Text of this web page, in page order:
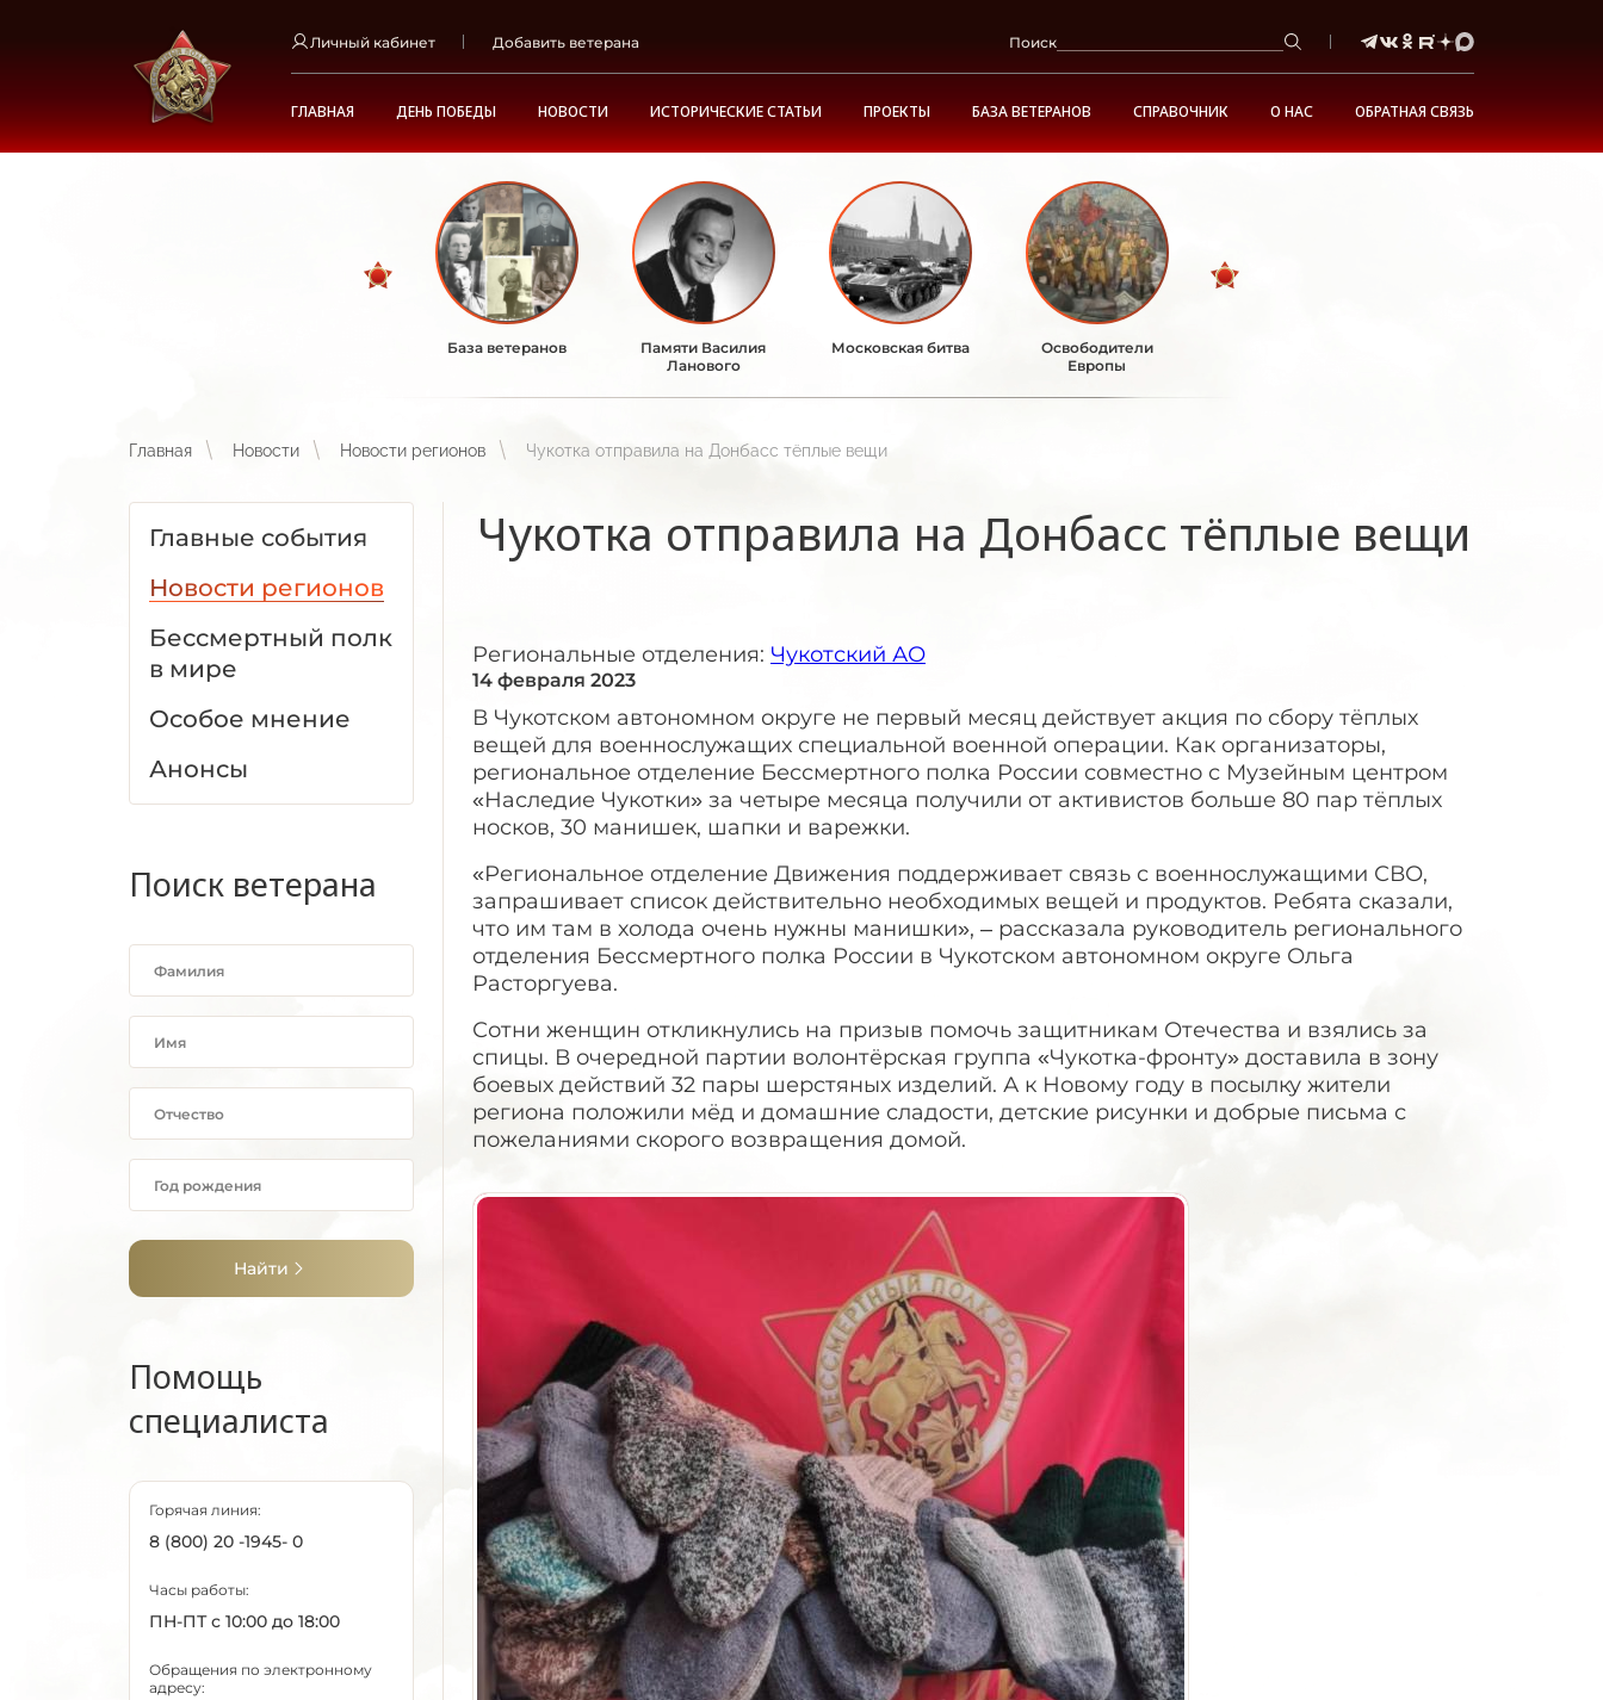
Личный кабинет Добавить ветерана Поиск
ГЛАВНАЯ ДЕНЬ ПОБЕДЫ НОВОСТИ ИСТОРИЧЕСКИЕ СТАТЬИ ПРОЕКТЫ БАЗА ВЕТЕРАНОВ СПРАВОЧНИК О НАС ОБРАТНАЯ СВЯЗЬ
База ветеранов
Памяти Василия
Ланового
Московская битва
Освободители
Европы
Главная Новости Новости регионов Чукотка отправила на Донбасс тёплые вещи
Главные события
Новости регионов
Бессмертный полк
в мире
Особое мнение
Анонсы
Поиск ветерана
Найти
Помощь
специалиста
Горячая линия:
8 (800) 20 -1945- 0
Часы работы:
ПН-ПТ с 10:00 до 18:00
Обращения по электронному
адресу:
Чукотка отправила на Донбасс тёплые вещи
Региональные отделения: Чукотский АО
14 февраля 2023
В Чукотском автономном округе не первый месяц действует акция по сбору тёплых
вещей для военнослужащих специальной военной операции. Как организаторы,
региональное отделение Бессмертного полка России совместно с Музейным центром
«Наследие Чукотки» за четыре месяца получили от активистов больше 80 пар тёплых
носков, 30 манишек, шапки и варежки.
«Региональное отделение Движения поддерживает связь с военнослужащими СВО,
запрашивает список действительно необходимых вещей и продуктов. Ребята сказали,
что им там в холода очень нужны манишки», – рассказала руководитель регионального
отделения Бессмертного полка России в Чукотском автономном округе Ольга
Расторгуева.
Сотни женщин откликнулись на призыв помочь защитникам Отечества и взялись за
спицы. В очередной партии волонтёрская группа «Чукотка-фронту» доставила в зону
боевых действий 32 пары шерстяных изделий. А к Новому году в посылку жители
региона положили мёд и домашние сладости, детские рисунки и добрые письма с
пожеланиями скорого возвращения домой.